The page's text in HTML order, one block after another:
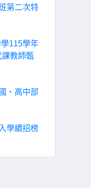
第二次特
115學年
課教師甄
、高中部
學續招榜